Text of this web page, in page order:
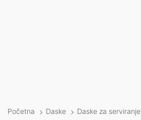
Početna Daske Daske za serviranje